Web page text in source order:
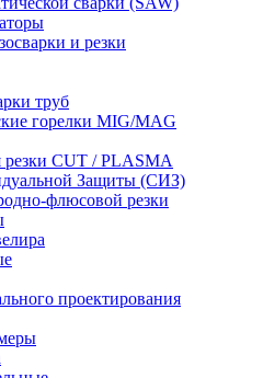
и резки
труб
горелки MIG/MAG
CUT / PLASMA
Защиты (СИЗ)
флюсовой резки
проектирования